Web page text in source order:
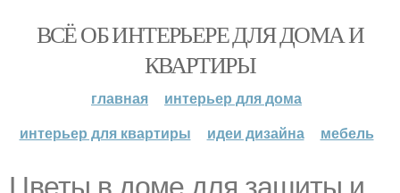
ВСЁ ОБ ИНТЕРЬЕРЕ ДЛЯ ДОМА И
КВАРТИРЫ
главная
интерьер для дома
интерьер для квартиры
идеи дизайна мебель